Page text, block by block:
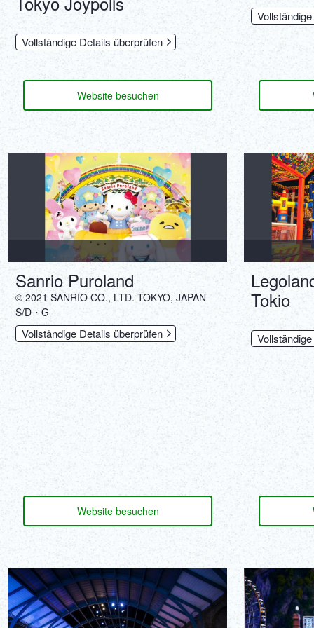
Vollständige Details überprüfen
Website besuchen
Sanrio Puroland
© 2021 SANRIO CO., LTD. TOKYO, JAPAN
S/D・G
Vollständige Details überprüfen
Website besuchen
Tokio